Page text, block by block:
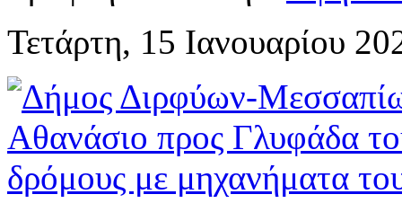
Τετάρτη, 15 Ιανουαρίου